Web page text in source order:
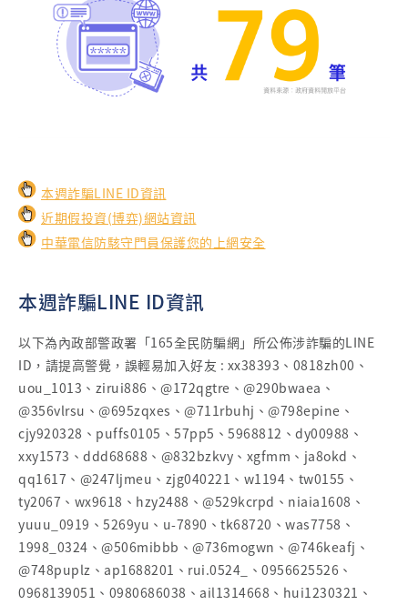
本週詐騙LINE ID資訊
近期假投資(博弈)網站資訊
中華電信防駭守門員保護您的上網安全
本週詐騙LINE ID資訊
以下為內政部警政署「165全民防騙網」所公佈涉詐騙的LINE
ID，請提高警覺，誤輕易加入好友 : xx38393、0818zh00、
uou_1013、zirui886、@172qgtre、@290bwaea、
@356vlrsu、@695zqxes、@711rbuhj、@798epine、
cjy920328、puffs0105、57pp5、5968812、dy00988、
xxy1573、ddd68688、@832bzkvy、xgfmm、ja8okd、
qq1617、@247ljmeu、zjg040221、w1194、tw0155、
ty2067、wx9618、hzy2488、@529kcrpd、niaia1608、
yuuu_0919、5269yu、u-7890、tk68720、was7758、
1998_0324、@506mibbb、@736mogwn、@746keafj、
@748puplz、ap1688201、rui.0524_、0956625526、
0968139051、0980686038、ail1314668、hui1230321、